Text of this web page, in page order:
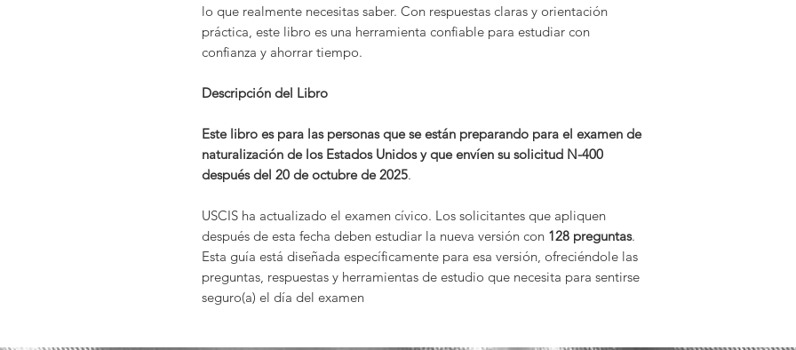
lo que realmente necesitas saber. Con respuestas claras y orientación
práctica, este libro es una herramienta confiable para estudiar con
confianza y ahorrar tiempo.
Descripción del Libro
Este libro es para las personas que se están preparando para el examen de
naturalización de los Estados Unidos y que envíen su solicitud N-400
después del 20 de octubre de 2025.
USCIS ha actualizado el examen cívico. Los solicitantes que apliquen
después de esta fecha deben estudiar la nueva versión con 128 preguntas.
Esta guía está diseñada específicamente para esa versión, ofreciéndole las
preguntas, respuestas y herramientas de estudio que necesita para sentirse
seguro(a) el día del examen